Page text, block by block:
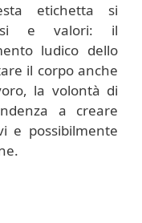
etichetta si
e valori: il
ludico dello
il corpo anche
la volontà di
a creare
e possibilmente